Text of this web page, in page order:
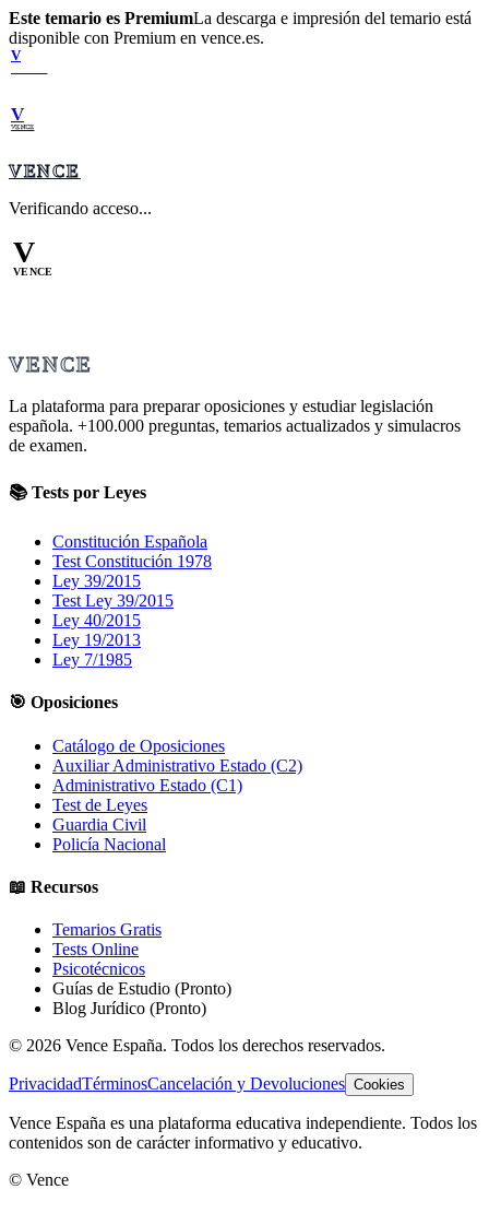
Este temario es PremiumLa descarga e impresión del temario está
disponible con Premium en vence.es.
V
V
VENCE
VENCE
Verificando acceso...
V
VENCE
VENCE
La plataforma para preparar oposiciones y estudiar legislación
española. +100.000 preguntas, temarios actualizados y simulacros
de examen.
📚 Tests por Leyes
Constitución Española
Test Constitución 1978
Ley 39/2015
Test Ley 39/2015
Ley 40/2015
Ley 19/2013
Ley 7/1985
🎯 Oposiciones
Catálogo de Oposiciones
Auxiliar Administrativo Estado (C2)
Administrativo Estado (C1)
Test de Leyes
Guardia Civil
Policía Nacional
📖 Recursos
Temarios Gratis
Tests Online
Psicotécnicos
Guías de Estudio (Pronto)
Blog Jurídico (Pronto)
© 2026 Vence España. Todos los derechos reservados.
PrivacidadTérminosCancelación y Devoluciones Cookies
Vence España es una plataforma educativa independiente. Todos los
contenidos son de carácter informativo y educativo.
© Vence